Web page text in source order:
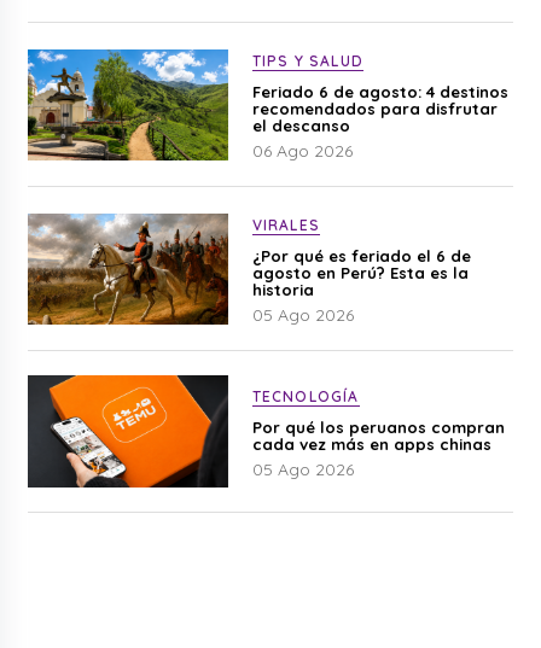
TIPS Y SALUD
Feriado 6 de agosto: 4 destinos
recomendados para disfrutar
el descanso
06 Ago 2026
VIRALES
¿Por qué es feriado el 6 de
agosto en Perú? Esta es la
historia
05 Ago 2026
TECNOLOGÍA
Por qué los peruanos compran
cada vez más en apps chinas
05 Ago 2026